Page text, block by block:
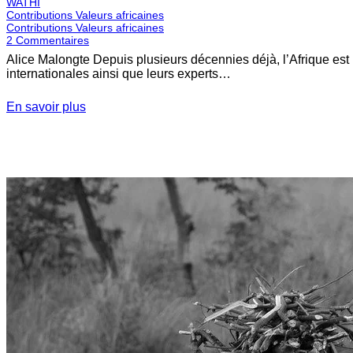
Contributions Valeurs africaines
Contributions Valeurs africaines
2 Commentaires
Alice Malongte Depuis plusieurs décennies déjà, l’Afrique
internationales ainsi que leurs experts…
En savoir plus